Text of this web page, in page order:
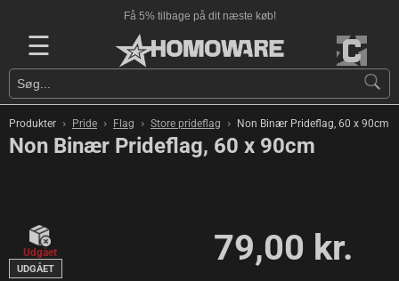
Få 5% tilbage på dit næste køb!
☰
Produkter › Pride › Flag › Store prideflag › Non Binær Prideflag, 60 x 90cm
Non Binær Prideflag, 60 x 90cm
Udgået
UDGÅET
79,00 kr.